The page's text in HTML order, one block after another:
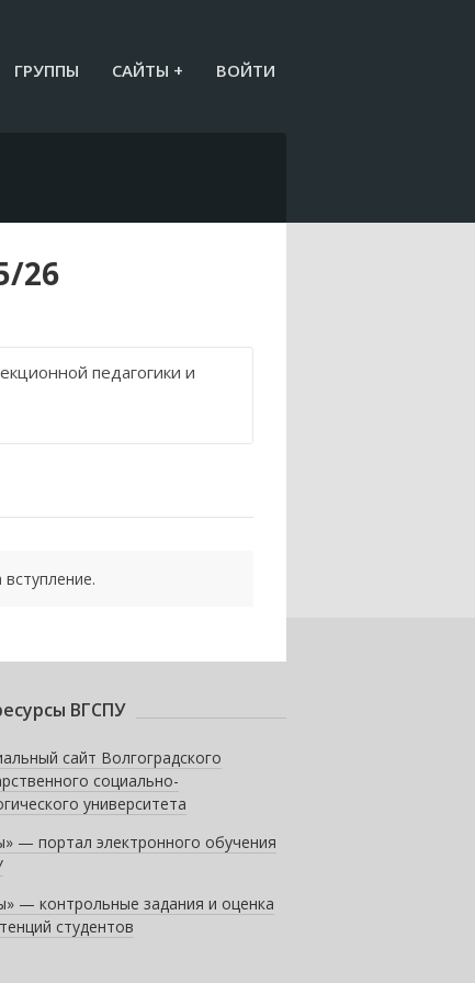
ГРУППЫ САЙТЫ + ВОЙТИ
26
педагогики и
ВГСПУ
сайт Волгоградского
социально-
университета
— портал электронного обучения
— контрольные задания и оценка
студентов